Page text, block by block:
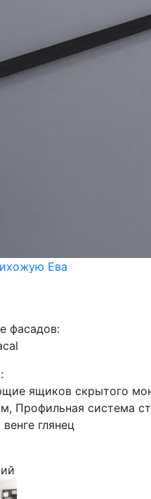
Ева
фасадов:
ящиков скрытого
Профильная система
глянец